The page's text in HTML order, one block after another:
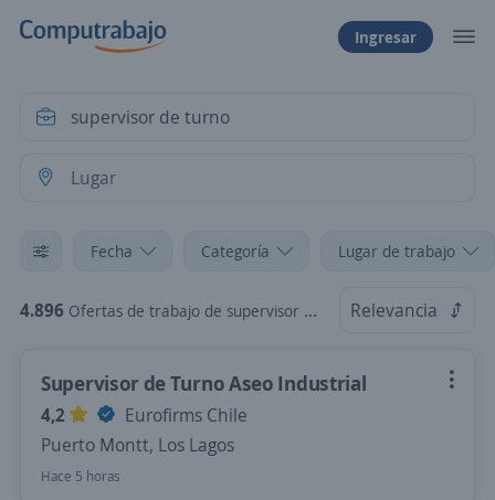
Ingresar
Fecha Categoría Lugar de trabajo
4.896 Ofertas de trabajo de supervisor de turno en Chile Relevancia
Supervisor de Turno Aseo Industrial
4,2
Eurofirms Chile
Puerto Montt, Los Lagos
Hace 5 horas